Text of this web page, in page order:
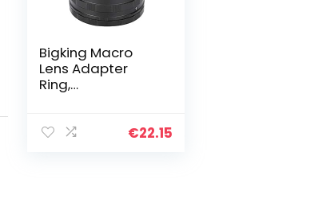
Bigking Macro
Lens Adapter
Ring,
Macro Fotografie
€22.15